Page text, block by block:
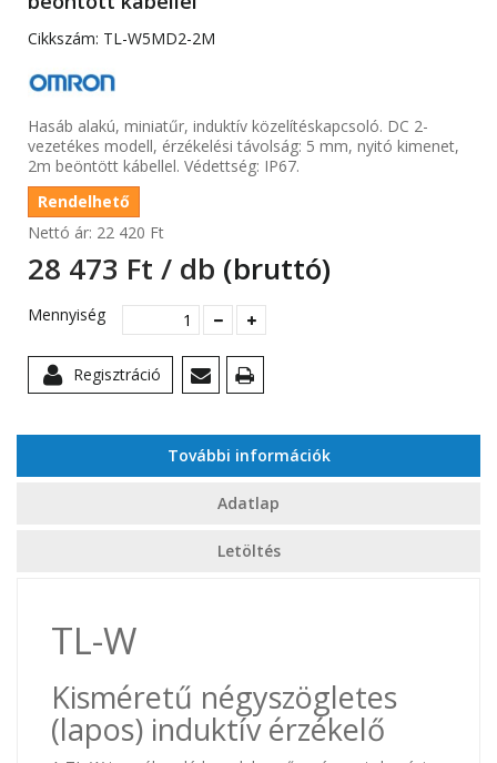
Cikkszám: TL-W5MD2-2M
Hasáb alakú, miniatűr, induktív közelítéskapcsoló. DC 2-
vezetékes modell, érzékelési távolság: 5 mm, nyitó kimenet,
2m beöntött kábellel. Védettség: IP67.
Rendelhető
Nettó ár: 22 420 Ft‎
28 473 Ft‎ / db (bruttó)
Mennyiség
Regisztráció
További információk
Adatlap
Letöltés
TL-W
Kisméretű négyszögletes
(lapos) induktív érzékelő